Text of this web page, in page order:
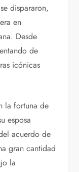
dispararon,
en
Desde
de
icónicas
la fortuna de
esposa
acuerdo de
gran cantidad
la